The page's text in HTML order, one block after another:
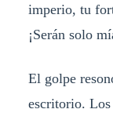
imperio, tu
¡Serán solo
El golpe
escritorio.